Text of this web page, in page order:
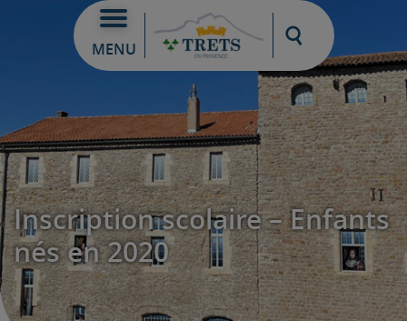
MENU
Moteur de
Inscription scolaire – Enfants
nés en 2020